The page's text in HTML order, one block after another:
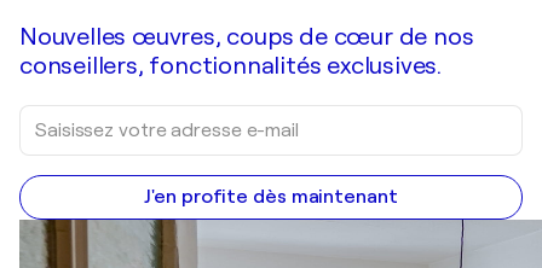
Nouvelles œuvres, coups de cœur de nos
conseillers, fonctionnalités exclusives.
J'en profite dès maintenant